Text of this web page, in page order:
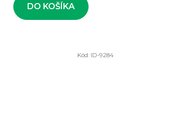
DO KOŠÍKA
Kód: ID-9284